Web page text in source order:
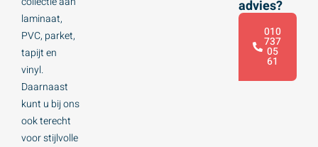
laminaat,
PVC, parket,
tapijt en
vinyl.
Daarnaast
kunt u bij ons
ook terecht
voor stijlvolle
advies?
010
737
05
61